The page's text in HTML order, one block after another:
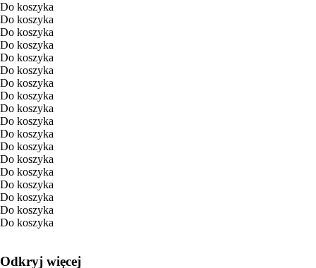
Do koszyka
Do koszyka
Do koszyka
Do koszyka
Do koszyka
Do koszyka
Do koszyka
Do koszyka
Do koszyka
Do koszyka
Do koszyka
Do koszyka
Do koszyka
Do koszyka
Do koszyka
Do koszyka
Do koszyka
Do koszyka
Odkryj więcej